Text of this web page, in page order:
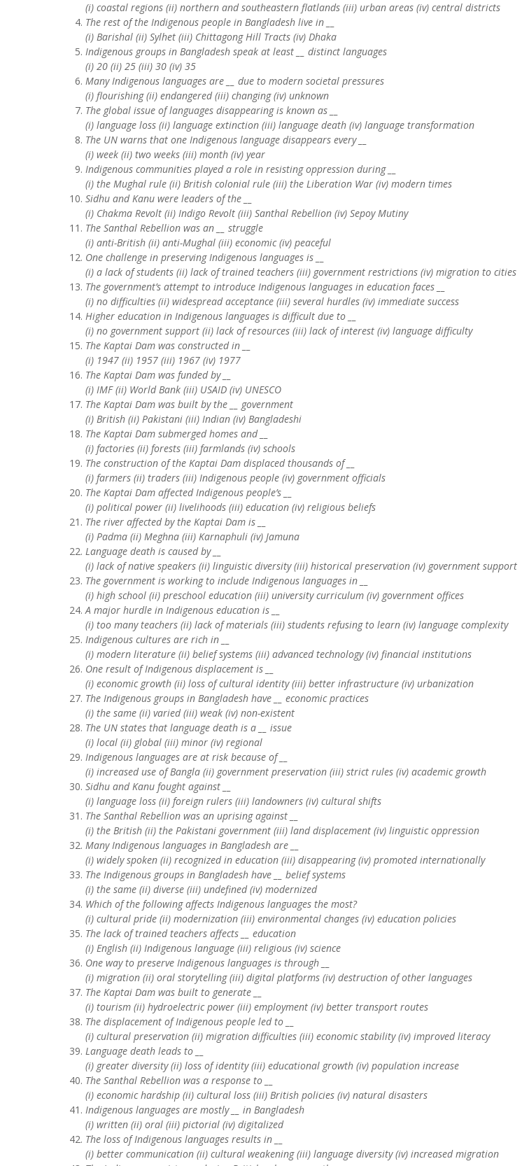
(i) coastal regions (ii) northern and southeastern flatlands (iii) urban areas (iv) central districts
The rest of the Indigenous people in Bangladesh live in __
(i) Barishal (ii) Sylhet (iii) Chittagong Hill Tracts (iv) Dhaka
Indigenous groups in Bangladesh speak at least __ distinct languages
(i) 20 (ii) 25 (iii) 30 (iv) 35
Many Indigenous languages are __ due to modern societal pressures
(i) flourishing (ii) endangered (iii) changing (iv) unknown
The global issue of languages disappearing is known as __
(i) language loss (ii) language extinction (iii) language death (iv) language transformation
The UN warns that one Indigenous language disappears every __
(i) week (ii) two weeks (iii) month (iv) year
Indigenous communities played a role in resisting oppression during __
(i) the Mughal rule (ii) British colonial rule (iii) the Liberation War (iv) modern times
Sidhu and Kanu were leaders of the __
(i) Chakma Revolt (ii) Indigo Revolt (iii) Santhal Rebellion (iv) Sepoy Mutiny
The Santhal Rebellion was an __ struggle
(i) anti-British (ii) anti-Mughal (iii) economic (iv) peaceful
One challenge in preserving Indigenous languages is __
(i) a lack of students (ii) lack of trained teachers (iii) government restrictions (iv) migration to cities
The government’s attempt to introduce Indigenous languages in education faces __
(i) no difficulties (ii) widespread acceptance (iii) several hurdles (iv) immediate success
Higher education in Indigenous languages is difficult due to __
(i) no government support (ii) lack of resources (iii) lack of interest (iv) language difficulty
The Kaptai Dam was constructed in __
(i) 1947 (ii) 1957 (iii) 1967 (iv) 1977
The Kaptai Dam was funded by __
(i) IMF (ii) World Bank (iii) USAID (iv) UNESCO
The Kaptai Dam was built by the __ government
(i) British (ii) Pakistani (iii) Indian (iv) Bangladeshi
The Kaptai Dam submerged homes and __
(i) factories (ii) forests (iii) farmlands (iv) schools
The construction of the Kaptai Dam displaced thousands of __
(i) farmers (ii) traders (iii) Indigenous people (iv) government officials
The Kaptai Dam affected Indigenous people’s __
(i) political power (ii) livelihoods (iii) education (iv) religious beliefs
The river affected by the Kaptai Dam is __
(i) Padma (ii) Meghna (iii) Karnaphuli (iv) Jamuna
Language death is caused by __
(i) lack of native speakers (ii) linguistic diversity (iii) historical preservation (iv) government support
The government is working to include Indigenous languages in __
(i) high school (ii) preschool education (iii) university curriculum (iv) government offices
A major hurdle in Indigenous education is __
(i) too many teachers (ii) lack of materials (iii) students refusing to learn (iv) language complexity
Indigenous cultures are rich in __
(i) modern literature (ii) belief systems (iii) advanced technology (iv) financial institutions
One result of Indigenous displacement is __
(i) economic growth (ii) loss of cultural identity (iii) better infrastructure (iv) urbanization
The Indigenous groups in Bangladesh have __ economic practices
(i) the same (ii) varied (iii) weak (iv) non-existent
The UN states that language death is a __ issue
(i) local (ii) global (iii) minor (iv) regional
Indigenous languages are at risk because of __
(i) increased use of Bangla (ii) government preservation (iii) strict rules (iv) academic growth
Sidhu and Kanu fought against __
(i) language loss (ii) foreign rulers (iii) landowners (iv) cultural shifts
The Santhal Rebellion was an uprising against __
(i) the British (ii) the Pakistani government (iii) land displacement (iv) linguistic oppression
Many Indigenous languages in Bangladesh are __
(i) widely spoken (ii) recognized in education (iii) disappearing (iv) promoted internationally
The Indigenous groups in Bangladesh have __ belief systems
(i) the same (ii) diverse (iii) undefined (iv) modernized
Which of the following affects Indigenous languages the most?
(i) cultural pride (ii) modernization (iii) environmental changes (iv) education policies
The lack of trained teachers affects __ education
(i) English (ii) Indigenous language (iii) religious (iv) science
One way to preserve Indigenous languages is through __
(i) migration (ii) oral storytelling (iii) digital platforms (iv) destruction of other languages
The Kaptai Dam was built to generate __
(i) tourism (ii) hydroelectric power (iii) employment (iv) better transport routes
The displacement of Indigenous people led to __
(i) cultural preservation (ii) migration difficulties (iii) economic stability (iv) improved literacy
Language death leads to __
(i) greater diversity (ii) loss of identity (iii) educational growth (iv) population increase
The Santhal Rebellion was a response to __
(i) economic hardship (ii) cultural loss (iii) British policies (iv) natural disasters
Indigenous languages are mostly __ in Bangladesh
(i) written (ii) oral (iii) pictorial (iv) digitalized
The loss of Indigenous languages results in __
(i) better communication (ii) cultural weakening (iii) language diversity (iv) increased migration